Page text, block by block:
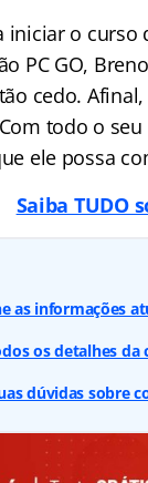
iniciar o curso
PC GO,
cedo.
todo o
ele possa
Saiba TUDO
as informações
os detalhes da
dúvidas sobre